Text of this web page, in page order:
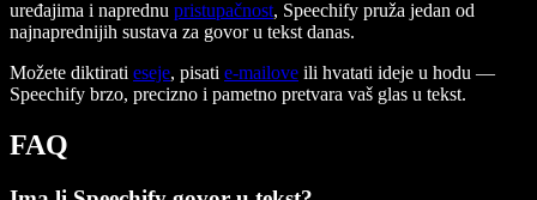
uređajima i naprednu pristupačnost, Speechify pruža jedan od
najnaprednijih sustava za govor u tekst danas.
Možete diktirati eseje, pisati e-mailove ili hvatati ideje u hodu —
Speechify brzo, precizno i pametno pretvara vaš glas u tekst.
FAQ